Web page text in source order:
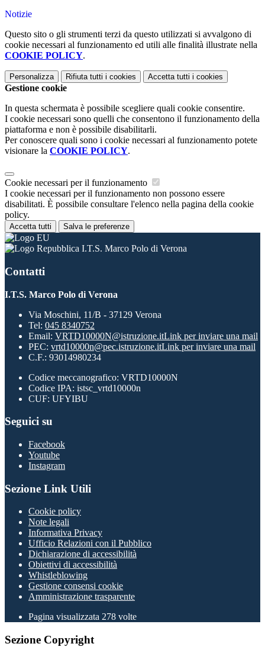
Notizie
Questo sito o gli strumenti terzi da questo utilizzati si avvalgono di
cookie necessari al funzionamento ed utili alle finalità illustrate nella
COOKIE POLICY.
Personalizza Rifiuta tutti i cookies Accetta tutti i cookies
Gestione cookie
In questa schermata è possibile scegliere quali cookie consentire.
I cookie necessari sono quelli che consentono il funzionamento della
piattaforma e non è possibile disabilitarli.
Per conoscere quali sono i cookie necessari al funzionamento potete
visionare la COOKIE POLICY.
Cookie necessari per il funzionamento
I cookie necessari per il funzionamento non possono essere
disabilitati. È possibile consultare l'elenco nella pagina della cookie
policy.
Accetta tutti Salva le preferenze
I.T.S. Marco Polo di Verona
Contatti
I.T.S. Marco Polo di Verona
Via Moschini, 11/B - 37129 Verona
Tel: 045 8340752
Email: VRTD10000N@istruzione.itLink per inviare una mail
PEC: vrtd10000n@pec.istruzione.itLink per inviare una mail
C.F.: 93014980234
Codice meccanografico: VRTD10000N
Codice IPA: istsc_vrtd10000n
CUF: UFYIBU
Seguici su
Facebook
Youtube
Instagram
Sezione Link Utili
Cookie policy
Note legali
Informativa Privacy
Ufficio Relazioni con il Pubblico
Dichiarazione di accessibilità
Obiettivi di accessibilità
Whistleblowing
Gestione consensi cookie
Amministrazione trasparente
Pagina visualizzata 278 volte
Sezione Copyright